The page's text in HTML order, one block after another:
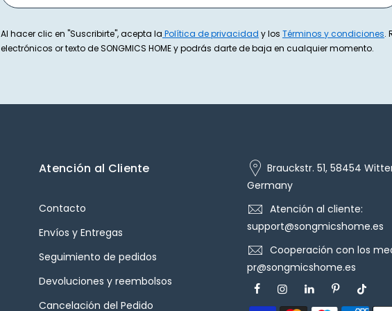
Al hacer clic en "Suscribirte", acepta la Política de privacidad y los Términos y condiciones.
electrónicos or texto de SONGMICS HOME y podrás darte de baja en cualquier momento.
Atención al Cliente
Contacto
Envíos y Entregas
Seguimiento de pedidos
Devoluciones y reembolsos
Cancelación del Pedido
Brauckstr. 51, 58454
Germany
Atención al cliente:
support@songmicshome.es
Cooperación con los
pr@songmicshome.es